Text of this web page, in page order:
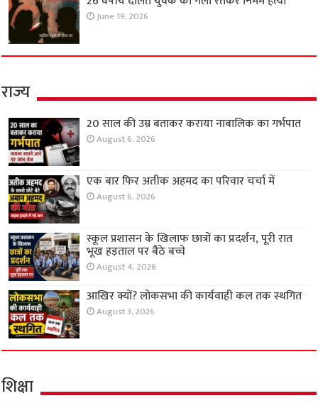
June 19, 2026
राज्य
20 साल की उम्र बताकर कराया नाबालिक का गर्भपात
August 6, 2026
एक बार फिर अतीक अहमद का परिवार चर्चा में
August 6, 2026
स्कूल प्रशासन के खिलाफ छात्रों का प्रदर्शन, पूरी रात
भूख हड़ताल पर बैठे बच्चे
August 4, 2026
आखिर क्यों? लोकसभा की कार्यवाही कल तक स्थगित
August 3, 2026
शिक्षा